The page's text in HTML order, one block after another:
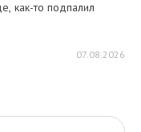
как-то подпалил
07.08.2026